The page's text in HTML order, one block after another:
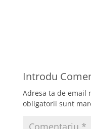
Introdu
Adresa ta de email
obligatorii sunt